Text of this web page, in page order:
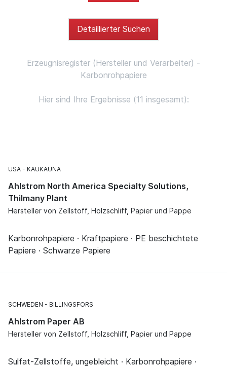
Detaillierter Suchen
Erzeugnisregister (Hersteller und Verarbeiter) -
Karbonrohpapiere
Hier sind Ihre Ergebnisse (11 insgesamt):
USA KAUKAUNA
Ahlstrom North America Specialty Solutions,
Thilmany Plant
Hersteller von Zellstoff, Holzschliff, Papier und Pappe
Karbonrohpapiere · Kraftpapiere · PE beschichtete
Papiere · Schwarze Papiere
SCHWEDEN BILLINGSFORS
Ahlstrom Paper AB
Hersteller von Zellstoff, Holzschliff, Papier und Pappe
Sulfat-Zellstoffe, ungebleicht · Karbonrohpapiere ·